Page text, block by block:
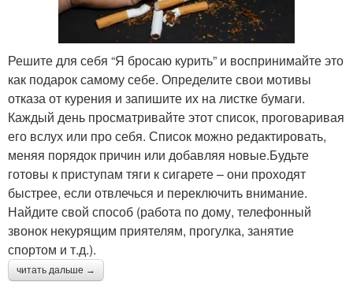
Решите для себя “Я бросаю курить” и воспринимайте это
как подарок самому себе. Определите свои мотивы
отказа от курения и запишите их на листке бумаги.
Каждый день просматривайте этот список, проговаривая
его вслух или про себя. Список можно редактировать,
меняя порядок причин или добавляя новые.Будьте
готовы к приступам тяги к сигарете – они проходят
быстрее, если отвлечься и переключить внимание.
Найдите свой способ (работа по дому, телефонный
звонок некурящим приятелям, прогулка, занятие
спортом и т.д.).
читать дальше →